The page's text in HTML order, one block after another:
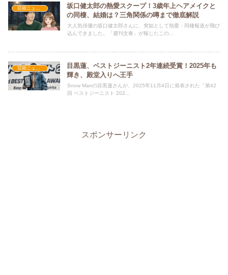
坂口健太郎の熱愛スクープ！3歳年上ヘアメイクと
の同棲、結婚は？三角関係の噂まで徹底解説
大人気俳優の坂口健太郎さんに、突如として熱愛・同棲報道が飛び
込んできました。「週刊文春」が報じたこの...
目黒蓮、ベストジーニスト2年連続受賞！2025年も
輝き、殿堂入りへ王手
Snow Manの目黒蓮さんが、2025年11月4日に発表された「第42
回 ベストジーニスト 202...
スポンサーリンク